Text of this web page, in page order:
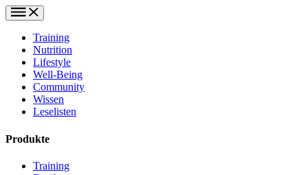
Training
Nutrition
Lifestyle
Well-Being
Community
Wissen
Leselisten
Produkte
Training